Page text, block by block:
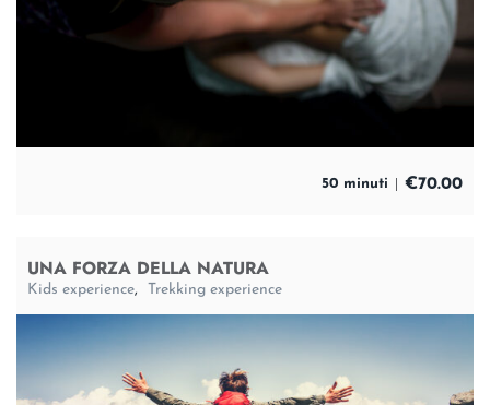
50 minuti €70.00
UNA FORZA DELLA NATURA
Kids experience, Trekking experience